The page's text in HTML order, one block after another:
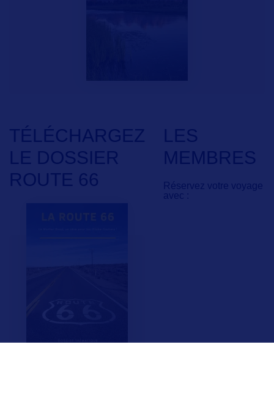
LES
MEMBRES
Réservez votre voyage
avec :
TÉLÉCHARGEZ
LE DOSSIER
ROUTE 66